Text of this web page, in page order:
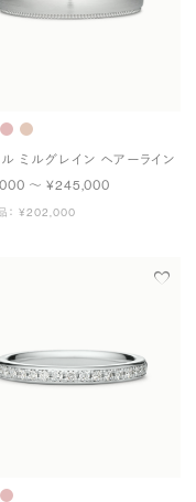
ミルグレイン ヘアーライン
〜 ¥245,000
： ¥202,000